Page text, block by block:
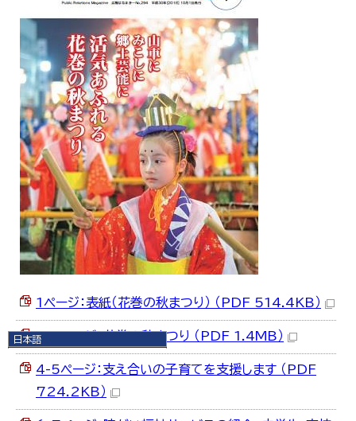
日本語
日本語
English
한국어
简体中文
1ページ：表紙（花巻の秋まつり） （PDF 514.4KB）
2-3ページ：花巻の秋まつり （PDF 1.4MB）
4-5ページ：支え合いの子育てを支援します （PDF
724.2KB）